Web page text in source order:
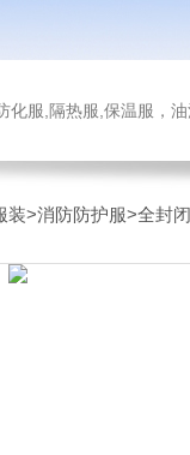
化服,隔热服,保温服，
装>消防防护服>全封